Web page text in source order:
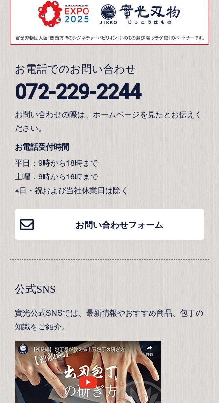
お電話でのお問い合わせ
072-229-2244
お問い合わせの際は、ホームページを見たとお伝えく
ださい。
お電話受付時間
平日：9時から18時まで
土曜：9時から16時まで
※日・祝および当社休業日は除く
お問い合わせフォーム
公式SNS
實光公式SNSでは、最新情報やおすすめ商品、包丁の
知識をご紹介。